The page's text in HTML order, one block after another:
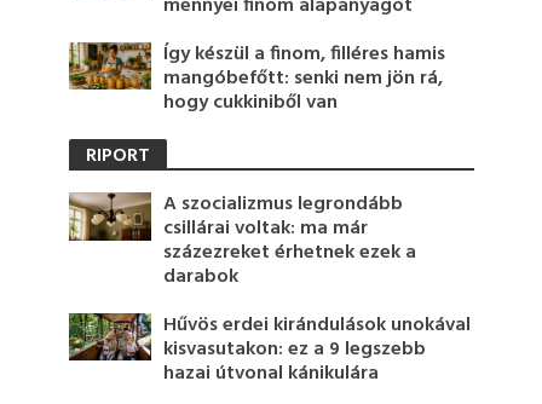
Így készül a finom, filléres hamis
mangóbefőtt: senki nem jön rá,
hogy cukkiniből van
RIPORT
A szocializmus legrondább
csillárai voltak: ma már
százezreket érhetnek ezek a
darabok
Hűvös erdei kirándulások unokával
kisvasutakon: ez a 9 legszebb
hazai útvonal kánikulára